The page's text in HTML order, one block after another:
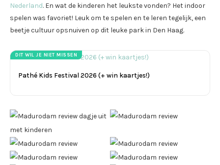
Nederland. En wat de kinderen het leukste vonden? Het indoor
spelen was favoriet! Leuk om te spelen en te leren tegelijk, een
beetje cultuur opsnuiven op dit leuke park in Den Haag.
DIT WIL JE NIET MISSEN
Pathé Kids Festival 2026 (+ win kaartjes!)